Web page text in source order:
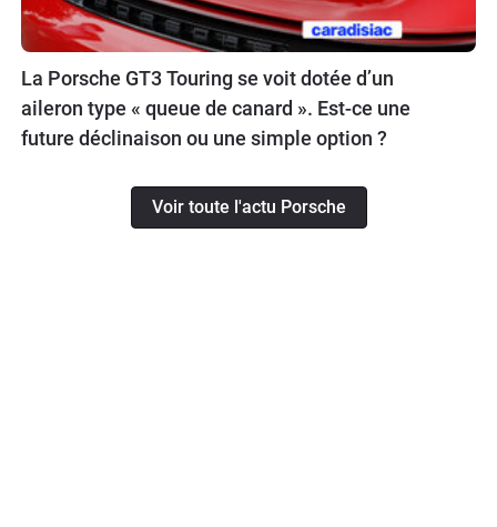
La Porsche GT3 Touring se voit dotée d’un
aileron type « queue de canard ». Est-ce une
future déclinaison ou une simple option ?
Voir toute l'actu Porsche